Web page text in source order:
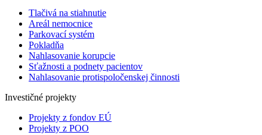
Tlačivá na stiahnutie
Areál nemocnice
Parkovací systém
Pokladňa
Nahlasovanie korupcie
Sťažnosti a podnety pacientov
Nahlasovanie protispoločenskej činnosti
Investičné projekty
Projekty z fondov EÚ
Projekty z POO